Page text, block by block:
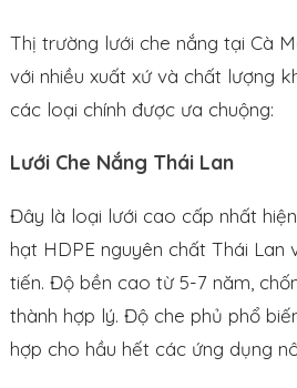
Thị trường lưới che nắng tại Cà
với nhiều xuất xứ và chất lượng
các loại chính được ưa chuộng:
Lưới Che Nắng Thái Lan
Đây là loại lưới cao cấp nhất
hạt HDPE nguyên chất Thái Lan
tiến. Độ bền cao từ 5-7 năm,
thành hợp lý. Độ che phủ phổ
hợp cho hầu hết các ứng dụng